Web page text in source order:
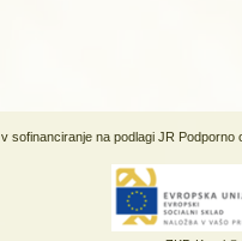
sofinanciranje na podlagi JR